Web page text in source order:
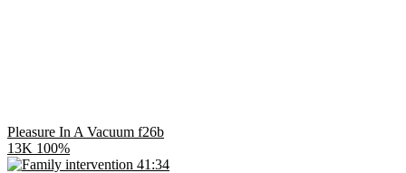
Pleasure In A Vacuum f26b
13K 100%
41:34